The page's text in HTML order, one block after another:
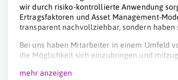
wir durch risiko-kontrollierte Anwendung
Ertragsfaktoren und Asset Management-
transparent nachvollziehbar, sondern haben
Bei uns haben Mitarbeiter in einem Umfeld
die Möglichkeit sich einzubringen und
mehr anzeigen